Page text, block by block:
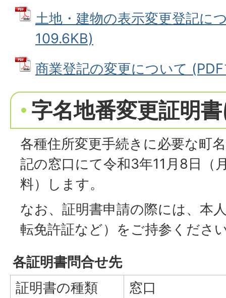
土地・建物の表示変更登記に
109.6KB)
商業登記の変更について
字名地番変更証明
各種住所変更手続きに必要な町
記の窓口にて令和3年11月8日（
料）します。
なお、証明書申請の際には、本
転免許証など）をご持参くださ
各証明書問合せ先
証明書の種類
窓口